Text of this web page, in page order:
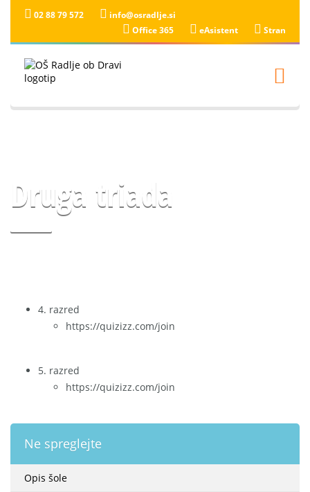
02 88 79 572
info@osradlje.si
Office 365
eAsistent Stran
Druga triada
4. razred
https://quizizz.com/join
5. razred
https://quizizz.com/join
Ne spreglejte
Opis šole